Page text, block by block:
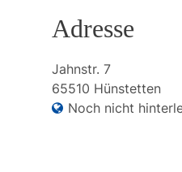
Adresse
Jahnstr. 7
65510 Hünstetten
Noch nicht